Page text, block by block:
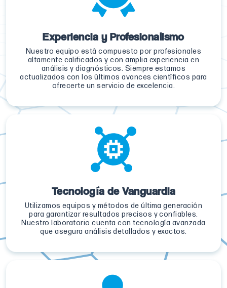
Experiencia y Profesionalismo
Nuestro equipo está compuesto por profesionales
altamente calificados y con amplia experiencia en
análisis y diagnósticos. Siempre estamos
actualizados con los últimos avances científicos para
ofrecerte un servicio de excelencia.
Tecnología de Vanguardia
Utilizamos equipos y métodos de última generación
para garantizar resultados precisos y confiables.
Nuestro laboratorio cuenta con tecnología avanzada
que asegura análisis detallados y exactos.